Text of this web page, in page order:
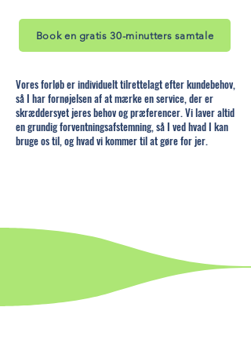
Book en gratis 30-minutters samtale
Vores forløb er individuelt tilrettelagt efter kundebehov,
så I har fornøjelsen af at mærke en service, der er
skræddersyet jeres behov og præferencer. Vi laver altid
en grundig forventningsafstemning, så I ved hvad I kan
bruge os til, og hvad vi kommer til at gøre for jer.